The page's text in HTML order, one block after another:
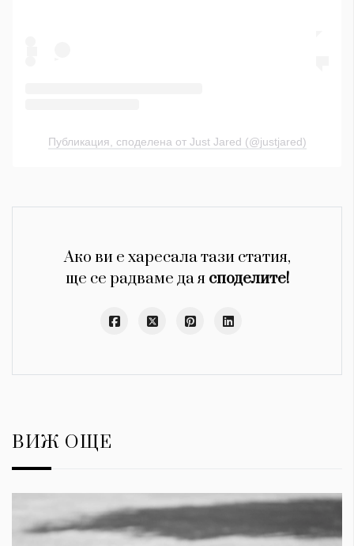
Публикация, споделена от Just Jared (@justjared)
Ако ви е харесала тази статия,
ще се радваме да я споделите!
ВИЖ ОЩЕ